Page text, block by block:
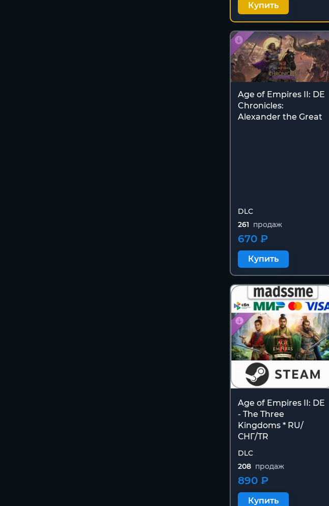
Купить
Age of Empires II: DE
Chronicles:
Alexander the Great
DLC
261 продаж
670 ₽
Купить
Age of Empires II: DE
- The Three
Kingdoms * RU/
СНГ/TR
DLC
208 продаж
890 ₽
Купить